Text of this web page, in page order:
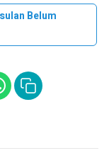
Belum